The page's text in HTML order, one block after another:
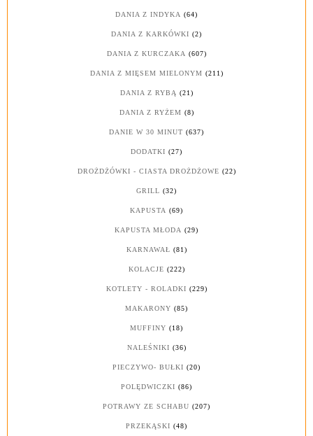
DANIA Z INDYKA (64)
DANIA Z KARKÓWKI (2)
DANIA Z KURCZAKA (607)
DANIA Z MIĘSEM MIELONYM (211)
DANIA Z RYBĄ (21)
DANIA Z RYŻEM (8)
DANIE W 30 MINUT (637)
DODATKI (27)
DROŻDŻÓWKI - CIASTA DROŻDŻOWE (22)
GRILL (32)
KAPUSTA (69)
KAPUSTA MŁODA (29)
KARNAWAŁ (81)
KOLACJE (222)
KOTLETY - ROLADKI (229)
MAKARONY (85)
MUFFINY (18)
NALEŚNIKI (36)
PIECZYWO- BUŁKI (20)
POLĘDWICZKI (86)
POTRAWY ZE SCHABU (207)
PRZEKĄSKI (48)